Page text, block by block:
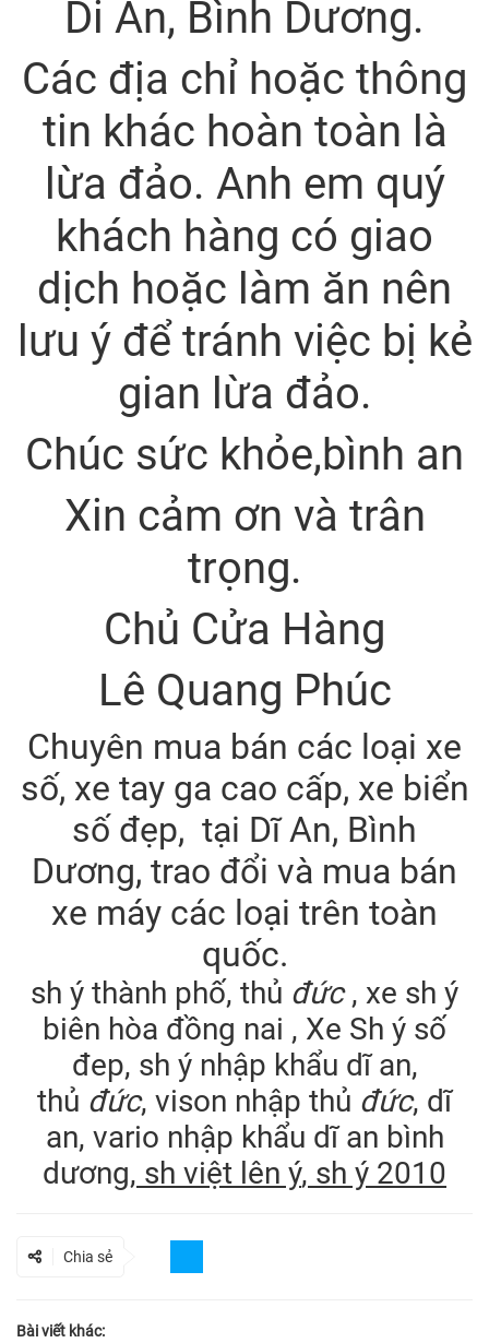
Di An, Bình Dương.
Các địa chỉ hoặc thông
tin khác hoàn toàn là
lừa đảo. Anh em quý
khách hàng có giao
dịch hoặc làm ăn nên
lưu ý để tránh việc bị kẻ
gian lừa đảo.
Chúc sức khỏe,bình an
Xin cảm ơn và trân
trọng.
Chủ Cửa Hàng
Lê Quang Phúc
Chuyên mua bán các loại xe
số, xe tay ga cao cấp, xe biển
số đẹp, tại Dĩ An, Bình
Dương, trao đổi và mua bán
xe máy các loại trên toàn
quốc.
sh ý thành phố, thủ đức, xe sh ý
biên hòa đồng nai , Xe Sh ý số
đep, sh ý nhập khẩu dĩ an,
thủ đức, vison nhập thủ đức, dĩ
an, vario nhập khẩu dĩ an bình
dương, sh việt lên ý, sh ý 2010
Chia sẻ
Bài viết khác: